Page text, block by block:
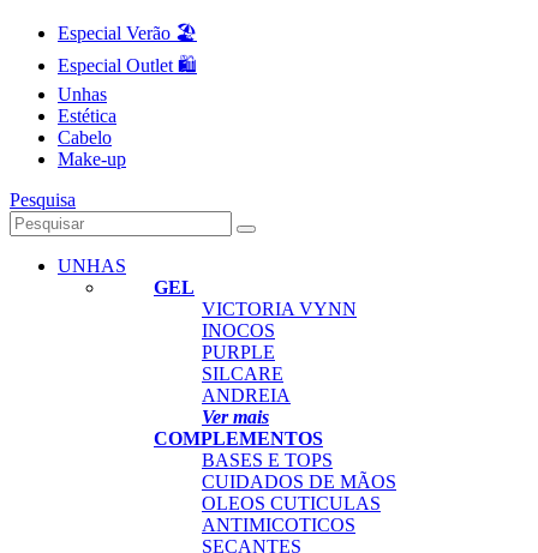
Especial Verão 🏖️
Especial Outlet 🛍️
Unhas
Estética
Cabelo
Make-up
Pesquisa
UNHAS
GEL
VICTORIA VYNN
INOCOS
PURPLE
SILCARE
ANDREIA
Ver mais
COMPLEMENTOS
BASES E TOPS
CUIDADOS DE MÃOS
OLEOS CUTICULAS
ANTIMICOTICOS
SECANTES